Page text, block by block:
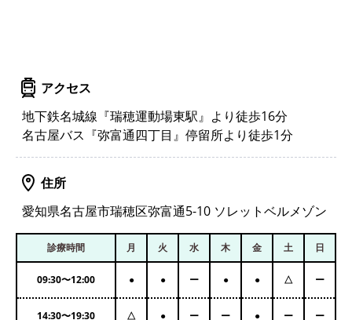
アクセス
地下鉄名城線『瑞穂運動場東駅』より徒歩16分
名古屋バス『弥富通四丁目』停留所より徒歩1分
住所
愛知県名古屋市瑞穂区弥富通5-10 ソレットベルメゾン
診療時間 月 火 水 木 金 土 日
09:30〜12:00 ● ● ー ● ● △ ー
14:30〜19:30 △ ● ー ー ● ー ー